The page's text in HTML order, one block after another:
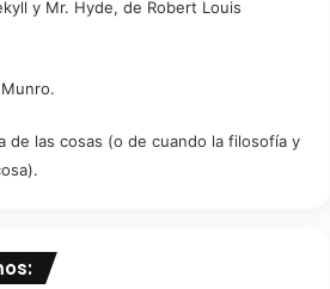
y Mr. Hyde, de Robert Louis
de las cosas (o de cuando la filosofía y